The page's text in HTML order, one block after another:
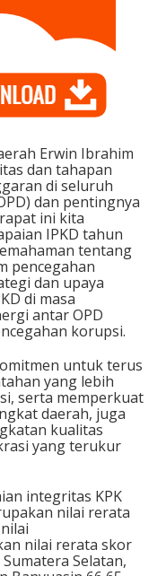
Erwin Ibrahim
dan tahapan
di seluruh
dan pentingnya
ini kita
IPKD tahun
tentang
pencegahan
dan upaya
di masa
antar OPD
korupsi.
untuk terus
yang lebih
serta memperkuat
daerah, juga
kualitas
yang terukur
integritas KPK
nilai rerata
nilai rerata skor
Selatan,